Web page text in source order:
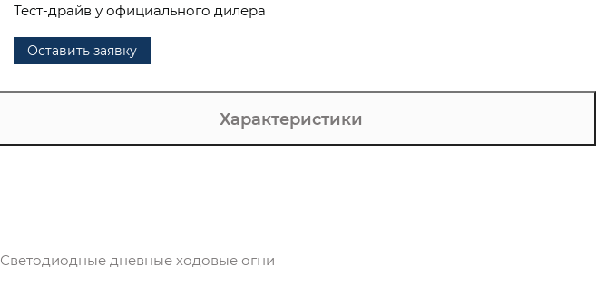
Тест-драйв у официального дилера
Оставить заявку
Характеристики
Светодиодные дневные ходовые огни